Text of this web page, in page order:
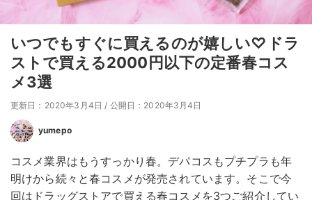
いつでもすぐに買えるのが嬉しい♡ドラ
ストで買える2000円以下の定番春コス
メ3選
更新日：2020年3月4日 / 公開日：2020年3月4日
yumepo
コスメ業界はもうすっかり春。デパコスもプチプラも年
明けから続々と春コスメが発売されています。そこで今
回はドラッグストアで買える春コスメを3つご紹介してい